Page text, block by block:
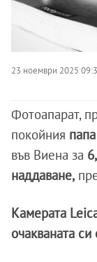
23 ноември 2025
Фотоапарат,
покойния
във Виена за
наддаване,
Камерата
очакваната си